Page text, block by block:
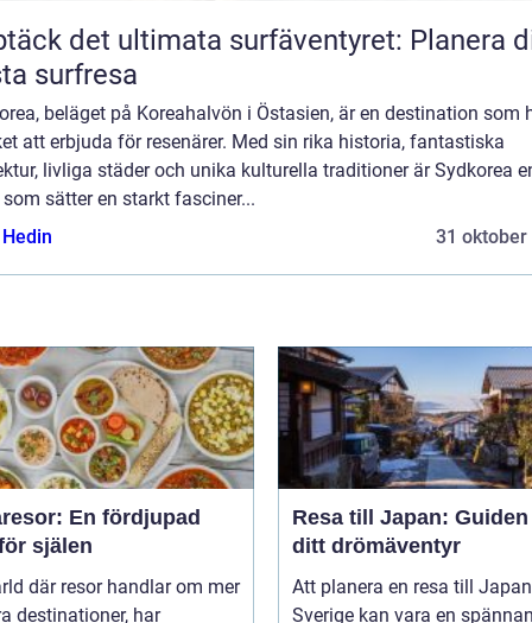
det ultimata surfäventyret: Planera
surfresa
beläget på Koreahalvön i Östasien, är en destination som
att erbjuda för resenärer. Med sin rika historia, fantastiska
livliga städer och unika kulturella traditioner är Sydkorea
sätter en starkt fasciner...
31 oktober
En fördjupad
själen
där resor handlar om mer
destinationer, har
Resa till Japan:
ditt drömäventyr
Att planera en resa till
Sverige kan vara en